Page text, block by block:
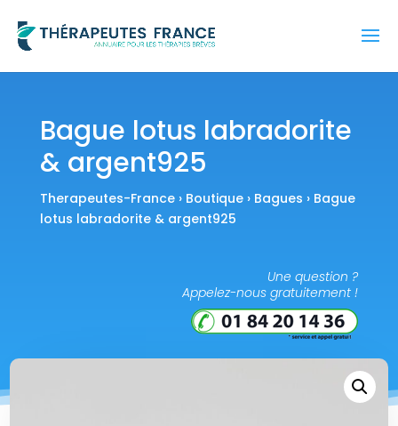
Bague lotus labradorite
& argent925
Therapeutes-France› Boutique› Bagues › Bague
lotus labradorite & argent925
Une question ?
Appelez-nous gratuitement !